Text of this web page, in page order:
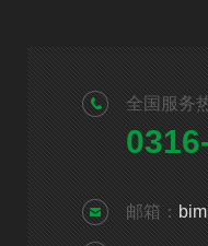
全国服务
邮箱：